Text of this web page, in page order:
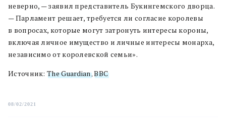
неверно, — заявил представитель Букингемского дворца.
— Парламент решает, требуется ли согласие королевы
в вопросах, которые могут затронуть интересы короны,
включая личное имущество и личные интересы монарха,
независимо от королевской семьи».
Источник: The Guardian,BBC
08/02/2021